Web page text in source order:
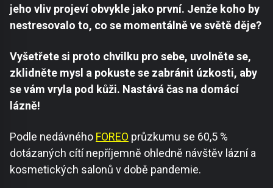
jeho vliv projeví obvykle jako první. Jenže koho by
nestresovalo to, co se momentálně ve světě děje?
Vyšetřete si proto chvilku pro sebe, uvolněte se,
zklidněte mysl a pokuste se zabránit úzkosti, aby
se vám vryla pod kůži. Nastává čas na domácí
lázně!
Podle nedávného FOREO průzkumu se 60,5 %
dotázaných cítí nepříjemně ohledně návštěv lázní a
kosmetických salonů v době pandemie.